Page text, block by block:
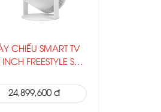
CHIẾU SMART TV
INCH FREESTYLE SP-
24,899,600 đ